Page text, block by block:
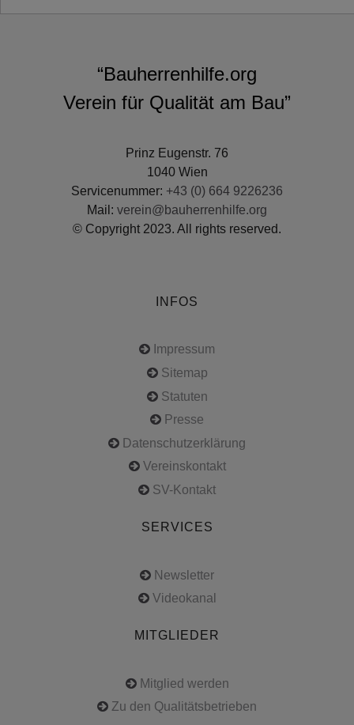
“Bauherrenhilfe.org
Verein für Qualität am Bau”
Prinz Eugenstr. 76
1040 Wien
Servicenummer: +43 (0) 664 9226236
Mail: verein@bauherrenhilfe.org
© Copyright 2023. All rights reserved.
INFOS
Impressum
Sitemap
Statuten
Presse
Datenschutzerklärung
Vereinskontakt
SV-Kontakt
SERVICES
Newsletter
Videokanal
MITGLIEDER
Mitglied werden
Zu den Qualitätsbetrieben